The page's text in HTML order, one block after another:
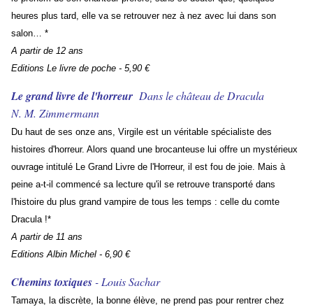
heures plus tard, elle va se retrouver nez à nez avec lui dans son
salon… *
A partir de 12 ans
Editions Le livre de poche - 5,90 €
Le grand livre de l'horreur Dans le château de Dracula
N. M. Zimmermann
Du haut de ses onze ans, Virgile est un véritable spécialiste des
histoires d'horreur. Alors quand une brocanteuse lui offre un mystérieux
ouvrage intitulé Le Grand Livre de l'Horreur, il est fou de joie. Mais à
peine a-t-il commencé sa lecture qu'il se retrouve transporté dans
l'histoire du plus grand vampire de tous les temps : celle du comte
Dracula !*
A partir de 11 ans
Editions Albin Michel - 6,90 €
Chemins toxiques - Louis Sachar
Tamaya, la discrète, la bonne élève, ne prend pas pour rentrer chez